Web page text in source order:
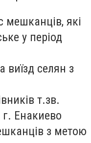
мешканців, які
у період
виїзд селян з
т.зв.
Енакиево
з метою